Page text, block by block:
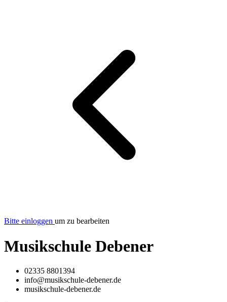
Bitte einloggen um zu bearbeiten
Musikschule Debener
02335 8801394
info@musikschule-debener.de
musikschule-debener.de